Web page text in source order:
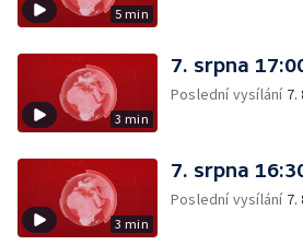
5 min
3 min
7. srpna
Poslední vysílání 7.
3 min
7. srpna
Poslední vysílání 7.